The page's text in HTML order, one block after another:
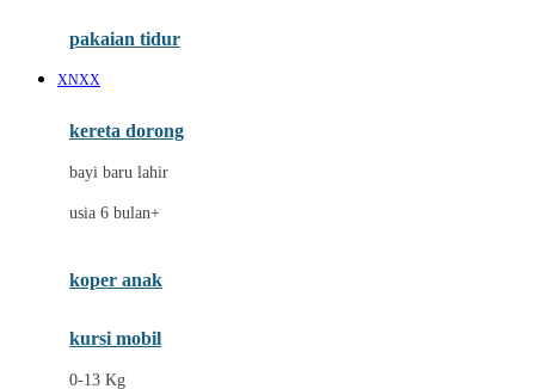
Drew
E
ELC
Ergobaby
Ezyroller
F
pakaian tidur
XNXX
kereta dorong
bayi baru lahir
usia 6 bulan+
koper anak
kursi mobil
0-13 Kg